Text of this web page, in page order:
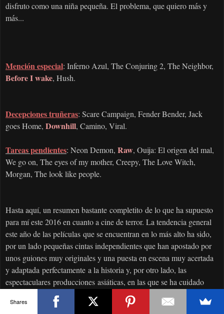
disfruto como una niña pequeña. El problema, que quiero más y
más...
Mención especial: Inferno Azul, The Conjuring 2, The Neighbor,
Before I wake, Hush.
Decepciones truñeras: Scare Campaign, Fender Bender, Jack
goes Home, Downhill, Camino, Viral.
Tareas pendientes: Neon Demon, Raw, Ouija: El origen del mal,
We go on, The eyes of my mother, Creepy, The Love Witch,
Morgan, The look like people.
Hasta aquí, un resumen bastante completito de lo que ha supuesto
para mí este 2016 en cuanto a cine de terror. La tendencia general
este año de las películas que se encuentran en lo más alto ha sido,
por un lado pequeñas cintas independientes que han apostado por
unos guiones muy originales y una puesta en escena muy acertada
y adaptada perfectamente a la historia y, por otro lado, las
espectaculares producciones asiáticas, en las que se ha cuidado
hasta el mas mínimo detalle y no han reparado en gastos.
valoración general es que el 2016 no ha sido un mal año para el
Shares